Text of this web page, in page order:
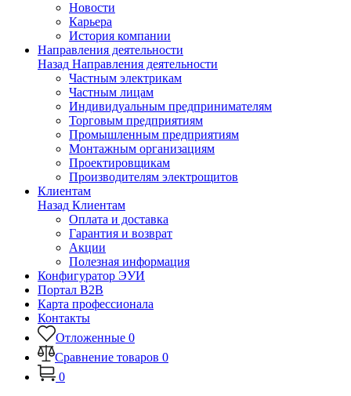
Новости
Карьера
История компании
Направления деятельности
Назад Направления деятельности
Частным электрикам
Частным лицам
Индивидуальным предпринимателям
Торговым предприятиям
Промышленным предприятиям
Монтажным организациям
Проектировщикам
Производителям электрощитов
Клиентам
Назад Клиентам
Оплата и доставка
Гарантия и возврат
Акции
Полезная информация
Конфигуратор ЭУИ
Портал B2B
Карта профессионала
Контакты
Отложенные 0
Сравнение товаров 0
0